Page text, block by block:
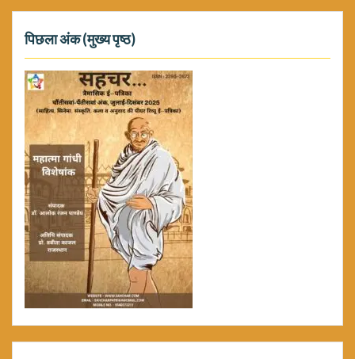
पिछला अंक (मुख्य पृष्ठ)